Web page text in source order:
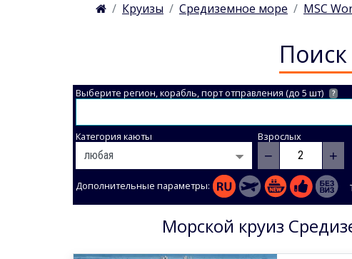
Круизы Средиземное море MSC
Выберите регион, корабль, порт отправления (до 5 шт) ?
Категория каюты Взрослых
− +
Дополнительные параметры:
Морской круиз